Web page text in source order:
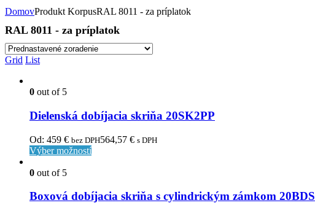
DomovProdukt KorpusRAL 8011 - za príplatok
RAL 8011 - za príplatok
Grid List
0 out of 5
Dielenská dobíjacia skriňa 20SK2PP
Od: 459 € bez DPH564,57 € s DPH
Výber možností
0 out of 5
Boxová dobíjacia skriňa s cylindrickým zámkom 20BDS